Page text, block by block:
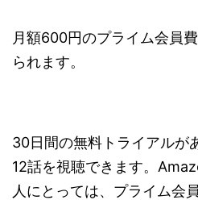
月額600円のプライム会員
られます。
30日間の無料トライアルが
12話を視聴できます。
人にとっては、プライム会